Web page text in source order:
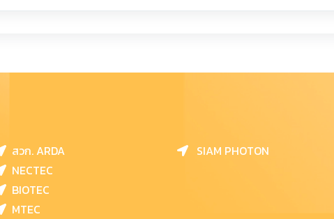
สวก. ARDA
NECTEC
BIOTEC
MTEC
SIAM PHOTON